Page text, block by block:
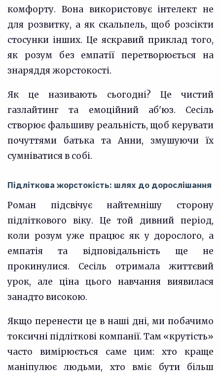
комфорту. Вона використовує інтелект не
для розвитку, а як скальпель, щоб розсікти
стосунки інших. Це яскравий приклад того,
як розум без емпатії перетворюється на
знаряддя жорстокості.
Як це називають сьогодні? Це чистий
газлайтинг та емоційний аб'юз. Сесіль
створює фальшиву реальність, щоб керувати
почуттями батька та Анни, змушуючи їх
сумніватися в собі.
Підліткова жорстокість: шлях до дорослішання
Роман підсвічує найтемнішу сторону
підліткового віку. Це той дивний період,
коли розум уже працює як у дорослого, а
емпатія та відповідальність ще не
прокинулися. Сесіль отримала життєвий
урок, але ціна цього навчання виявилася
занадто високою.
Якщо перенести це в наші дні, ми побачимо
токсичні підліткові компанії. Там «крутість»
часто вимірюється саме цим: хто краще
маніпулює людьми, хто вміє бути більш